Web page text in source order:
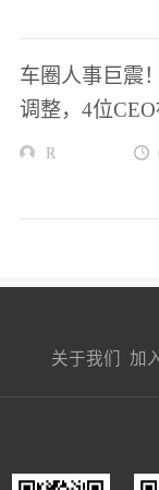
车圈人事巨震
调整，4位
R
关于我们 加
接